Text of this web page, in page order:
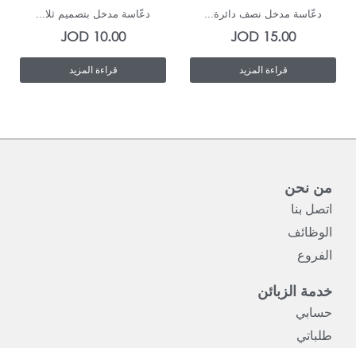
دعّاسة مدخل نصف دائرة...
15.00
JOD
قراءة المزيد
دعّاسة مدخل بتصميم ثلا...
10.00
JOD
قراءة المزيد
من نحن
اتصل بنا
الوظائف
الفروع
خدمة الزبائن
حسابي
طلباتي